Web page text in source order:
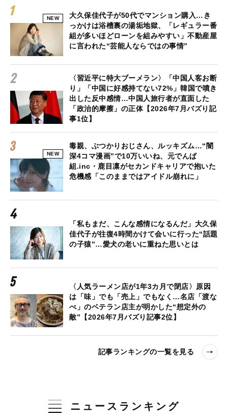
NEW
大久保佳代子が50代でマンション購入…き
っかけは浴槽裏の湯垢地獄、「レギュラー番
組が多いほどローンを組みやすい」不動産屋
に言われた“芸能人ならではの事情”
〈習近平に特大ブーメラン〉「中国人客お断
り」「中国に好感持てない72%」韓国で噴き
出した反中感情…中国人旅行者が直面した
「政治的摩擦」の正体【2026年7月バズり記
事1位】
NEW
毒親、ぶつかりおじさん、ルッキズム…“闇
深4コマ漫画”で10万いいね、元でんぱ
組.inc・鹿目凛がセカンドキャリアで抱いた
危機感「このままではアイドル崩れに」
「私もまだ、こんな感情になるんだ」大久保
佳代子が往復4時間かけて会いに行った“話題
の子猿”…愛犬の老いに重ねた思いとは
〈人気ラーメン店が1年3カ月で閉店〉原因
は「味」でも「売上」でもなく…名店「渡な
べ」のベテラン店主が明かした“想定外の
敵”【2026年7月バズり記事2位】
記事ランキングの一覧を見る
ニュースランキング